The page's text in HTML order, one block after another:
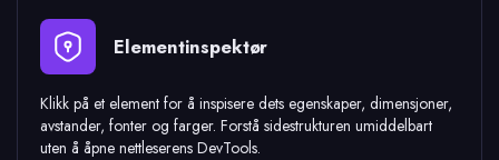
Elementinspektør
Klikk på et element for å inspisere dets egenskaper, dimensjoner,
avstander, fonter og farger. Forstå sidestrukturen umiddelbart
uten å åpne nettleserens DevTools.